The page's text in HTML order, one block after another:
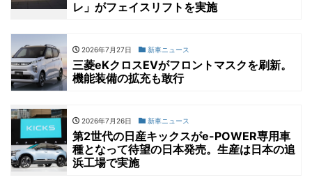
レ」がフェイスリフトを実施
2026年7月27日 新車ニュース
三菱eKクロスEVがフロントマスクを刷新。
機能装備の拡充も敢行
2026年7月26日 新車ニュース
第2世代の日産キックスがe-POWER専用車
種となって待望の日本発売。生産は日本の追
浜工場で実施